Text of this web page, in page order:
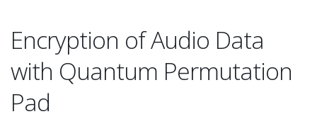
Encryption of Audio Data
with Quantum Permutation
Pad